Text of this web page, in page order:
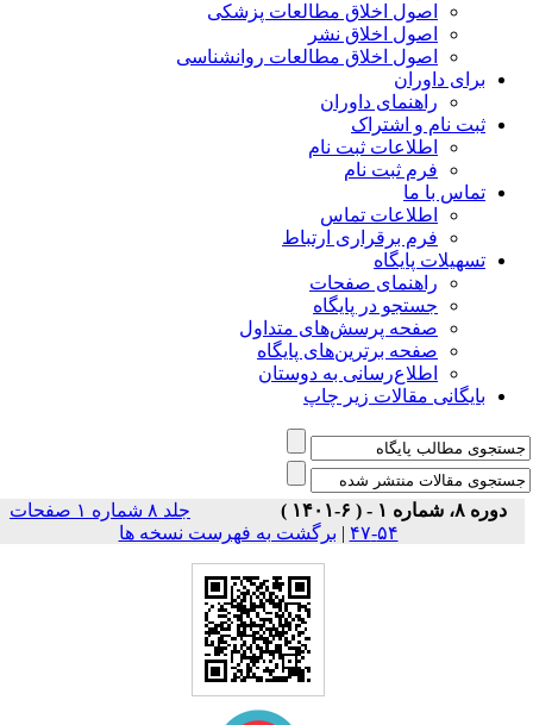
اصول اخلاق مطالعات پزشکی
اصول اخلاق نشر
اصول اخلاق مطالعات روانشناسی
برای داوران
راهنمای داوران
ثبت نام و اشتراک
اطلاعات ثبت نام
فرم ثبت نام
تماس با ما
اطلاعات تماس
فرم برقراری ارتباط
تسهیلات پایگاه
راهنمای صفحات
جستجو در پایگاه
صفحه پرسش‌های متداول
صفحه برترین‌های پایگاه
اطلاع‌رسانی به دوستان
بایگانی مقالات زیر چاپ
دوره ۸، شماره ۱ - ( ۶-۱۴۰۱ )
جلد ۸ شماره ۱ صفحات
۵۴-۴۷
|برگشت به فهرست نسخه ها